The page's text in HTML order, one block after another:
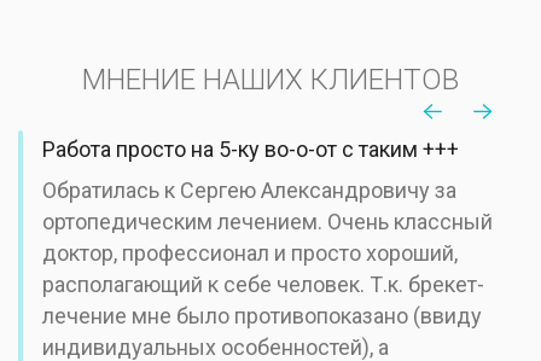
МНЕНИЕ НАШИХ КЛИЕНТОВ
Работа просто на 5-ку во-о-от с таким +++
Обратилась к Сергею Александровичу за
ортопедическим лечением. Очень классный
доктор, профессионал и просто хороший,
располагающий к себе человек. Т.к. брекет-
лечение мне было противопоказано (ввиду
индивидуальных особенностей), а